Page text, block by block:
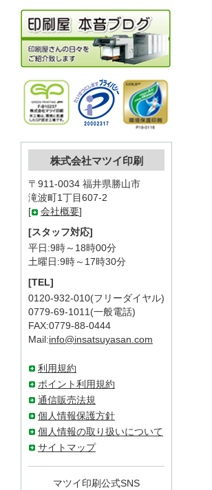
株式会社マツイ印刷
〒911-0034 福井県勝山市
滝波町1丁目607-2
[
会社概要]
[スタッフ対応]
平日:9時～18時00分
土曜日:9時～17時30分
[TEL]
0120-932-010(フリーダイヤル)
0779-69-1011(一般電話)
FAX:0779-88-0444
Mail:info@insatsuyasan.com
利用規約
ポイント利用規約
通信販売法規
個人情報保護方針
個人情報の取り扱いについて
サイトマップ
マツイ印刷公式SNS